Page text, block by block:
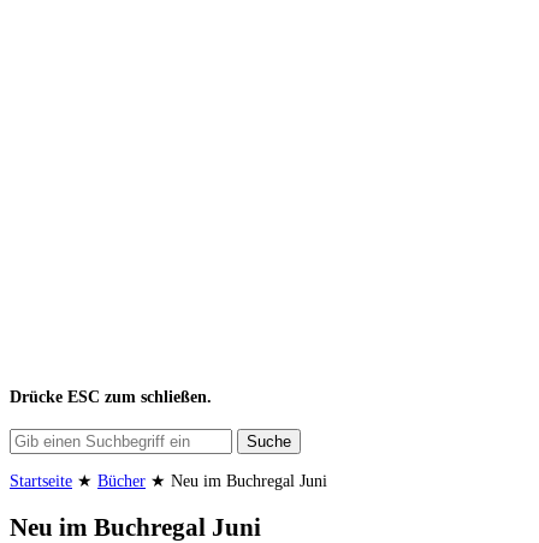
Drücke ESC zum schließen.
Suche
Startseite ★ Bücher ★ Neu im Buchregal Juni
Neu im Buchregal Juni